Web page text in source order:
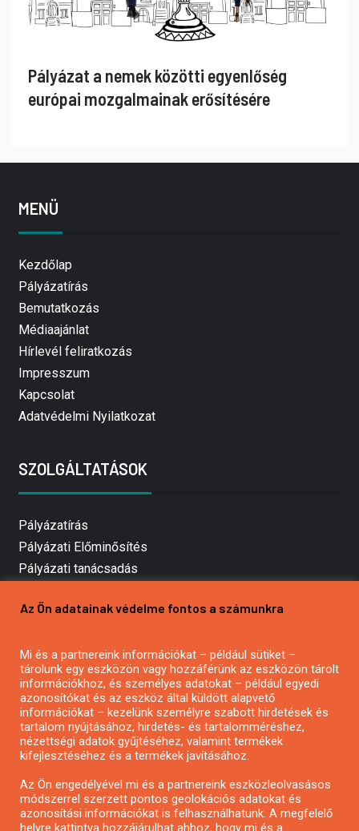
Pályázat a nemek közötti egyenlőség
európai mozgalmainak erősítésére
MENÜ
Kezdőlap
Pályázatírás
Bemutatkozás
Médiaajánlat
Hírlevél feliratkozás
Impresszum
Kapcsolat
Adatvédelmi Nyilatkozat
SZOLGÁLTATÁSOK
Pályázatírás
Pályázati Előminősítés
Pályázati tanácsadás
Mezőgazdasági pályázatírás
Pályázatírás civil szervezeteknek
Pályázatírás önkormányzatoknak
Pályázatfigyelés
Specifikus pályázatfigyelés vagy hírlevél
Az Ön adatainak védelme fontos a számunkra
Mi és a partnereink információkat – például sütiket –
tárolunk egy eszközön vagy hozzáférünk az eszközön tárolt
információkhoz, és személyes adatokat – például egyedi
azonosítókat és az eszköz által küldött alapvető
információkat – kezelünk személyre szabott hirdetések és
tartalom nyújtásához, hirdetés- és tartalomméréshez,
nézettségi adatok gyűjtéséhez, valamint termékek
kifejlesztéséhez és a termékek javításához.
Az Ön engedélyével mi és a partnereink eszközleolvasásos
módszerrel szerzett pontos geolokációs adatokat és
azonosítási információkat is felhasználhatunk. A megfelelő
helyre kattintva hozzájárulhat ahhoz, hogy mi és a